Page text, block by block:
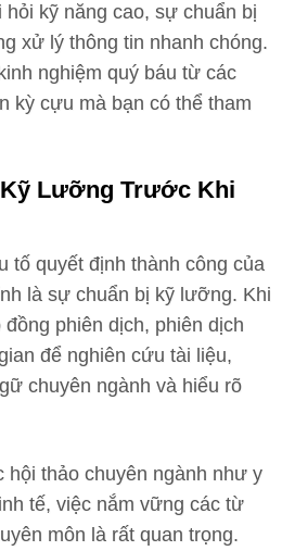
hỏi kỹ năng cao, sự chuẩn bị
xử lý thông tin nhanh chóng.
nghiệm quý báu từ các
kỳ cựu mà bạn có thể tham
Lưỡng Trước Khi
tố quyết định thành công của
là sự chuẩn bị kỹ lưỡng. Khi
phiên dịch, phiên dịch
để nghiên cứu tài liệu,
chuyên ngành và hiểu rõ
thảo chuyên ngành như y
tế, việc nắm vững các từ
môn là rất quan trọng.